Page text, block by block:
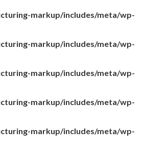
markup/includes/meta/wp-
markup/includes/meta/wp-
markup/includes/meta/wp-
markup/includes/meta/wp-
markup/includes/meta/wp-